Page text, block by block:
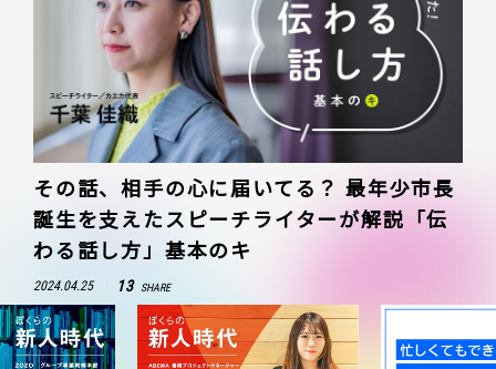
その話、相手の心に届いてる？ 最年少市長
誕生を支えたスピーチライターが解説「伝
わる話し方」基本のキ
2024.04.25 13 SHARE